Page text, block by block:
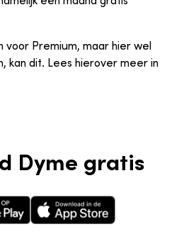
voor Premium, maar hier wel
kan dit. Lees hierover meer in
Dyme gratis
Play StoreApple App Store